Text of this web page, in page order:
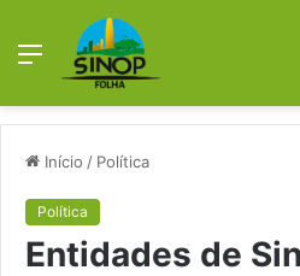
Menu
Início / Política
Política
Entidades de